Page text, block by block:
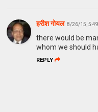
हरीश गोयल 8/26/15, 5:49
there would be
whom we should
REPLY